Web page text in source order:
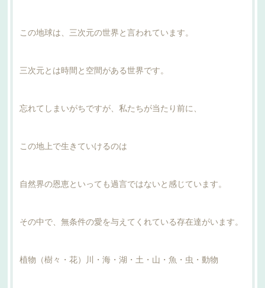
この地球は、三次元の世界と言われています。
三次元とは時間と空間がある世界です。
忘れてしまいがちですが、私たちが当たり前に、
この地上で生きていけるのは
自然界の恩恵といっても過言ではないと感じています。
その中で、無条件の愛を与えてくれている存在達がいます。
植物（樹々・花）川・海・湖・土・山・魚・虫・動物